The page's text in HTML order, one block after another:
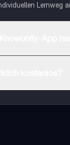
Lernweg